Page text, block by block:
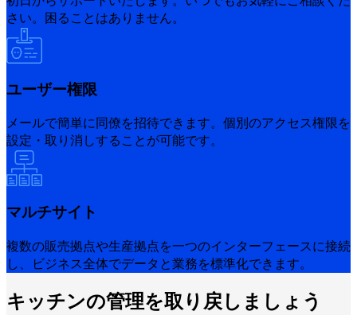
さい。困ることはありません。
ユーザー権限
メールで簡単に同僚を招待できます。個別のアクセス権限を
設定・取り消しすることが可能です。
マルチサイト
複数の販売拠点や生産拠点を一つのインターフェースに接続
し、ビジネス全体でデータと業務を標準化できます。
キッチンの管理を取り戻しましょう